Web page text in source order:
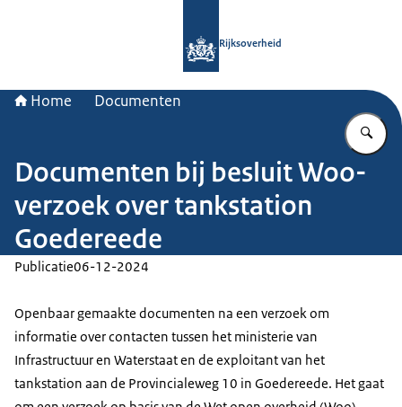
Rijksoverheid
Home Documenten
Documenten bij besluit Woo-
verzoek over tankstation
Goedereede
Publicatie06-12-2024
Openbaar gemaakte documenten na een verzoek om
informatie over contacten tussen het ministerie van
Infrastructuur en Waterstaat en de exploitant van het
tankstation aan de Provincialeweg 10 in Goedereede. Het gaat